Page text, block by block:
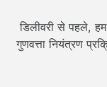
डिलीवरी से पहले,
गुणवत्ता नियंत्रण